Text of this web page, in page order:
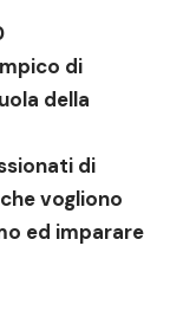
di
della
di
vogliono
ed imparare